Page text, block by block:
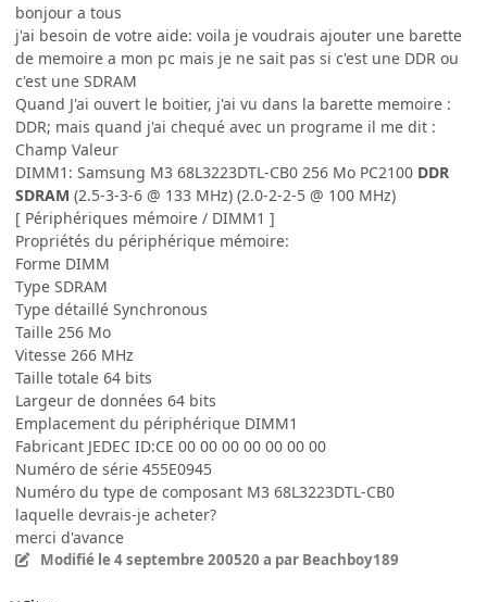
bonjour a tous
j'ai besoin de votre aide: voila je voudrais ajouter une barette
de memoire a mon pc mais je ne sait pas si c'est une DDR ou
c'est une SDRAM
Quand J'ai ouvert le boitier, j'ai vu dans la barette memoire :
DDR; mais quand j'ai chequé avec un programe il me dit :
Champ Valeur
DIMM1: Samsung M3 68L3223DTL-CB0 256 Mo PC2100 DDR
SDRAM (2.5-3-3-6 @ 133 MHz) (2.0-2-2-5 @ 100 MHz)
[ Périphériques mémoire / DIMM1 ]
Propriétés du périphérique mémoire:
Forme DIMM
Type SDRAM
Type détaillé Synchronous
Taille 256 Mo
Vitesse 266 MHz
Taille totale 64 bits
Largeur de données 64 bits
Emplacement du périphérique DIMM1
Fabricant JEDEC ID:CE 00 00 00 00 00 00 00
Numéro de série 455E0945
Numéro du type de composant M3 68L3223DTL-CB0
laquelle devrais-je acheter?
merci d'avance
Modifié le 4 septembre 200520 a par Beachboy189